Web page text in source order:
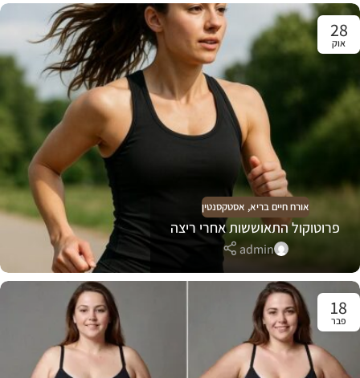
28
אוק
אורח חיים בריא, אסטקסנטין
פרוטוקול התאוששות אחרי ריצה
admin
18
פבר